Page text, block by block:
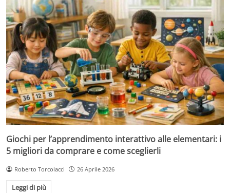
Giochi per l’apprendimento interattivo alle elementari: i
5 migliori da comprare e come sceglierli
Roberto Torcolacci 26 Aprile 2026
Leggi di più